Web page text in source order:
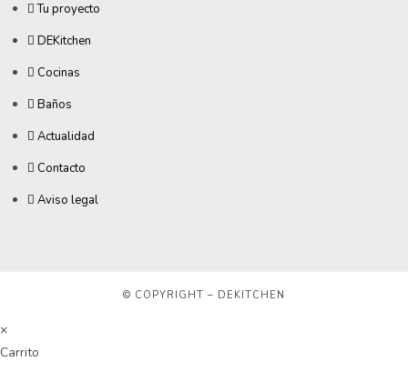
Tu proyecto
DEKitchen
Cocinas
Baños
Actualidad
Contacto
Aviso legal
© COPYRIGHT – DEKITCHEN
×
Carrito